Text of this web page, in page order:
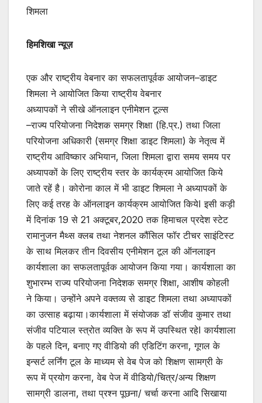
शिमला
हिमशिखा न्यूज़
एक और राष्ट्रीय वेबनार का सफलतापूर्वक आयोजन–डाइट
शिमला ने आयोजित किया राष्ट्रीय वेबनार
अध्यापकों ने सीखे ऑनलाइन एनीमेशन टूल्स
–राज्य परियोजना निदेशक समग्र शिक्षा (हि.प्र.) तथा जिला
परियोजना अधिकारी (समग्र शिक्षा डाइट शिमला) के नेतृत्व में
राष्ट्रीय आविष्कार अभियान, जिला शिमला द्वारा समय समय पर
अध्यापकों के लिए राष्ट्रीय स्तर के कार्यक्रम आयोजित किये
जाते रहें है। कोरोना काल में भी डाइट शिमला ने अध्यापकों के
लिए कई तरह के ऑनलाइन कार्यक्रम आयोजित कियेI इसी कड़ी
में दिनांक 19 से 21 अक्टूबर,2020 तक हिमाचल प्रदेश स्टेट
रामानुजन मैथ्स क्लब तथा नेशनल कौंसिल फॉर टीचर साइंटिस्ट
के साथ मिलकर तीन दिवसीय एनीमेशन टूल की ऑनलाइन
कार्यशाला का सफलतापूर्वक आयोजन किया गया। कार्यशाला का
शुभारम्भ राज्य परियोजना निदेशक समग्र शिक्षा, आशीष कोहली
ने किया। उन्होंने अपने वक्तव्य से डाइट शिमला तथा अध्यापकों
का उत्साह बढ़ाया।कार्यशाला में संयोजक डॉ संजीव कुमार तथा
संजीव पटियाल स्त्रोत व्यक्ति के रूप में उपस्थित रहेI कार्यशाला
के पहले दिन, बनाए गए वीडियो की एडिटिंग करना, गूगल के
इन्सर्ट लर्निंग टूल के माध्यम से वेब पेज को शिक्षण सामग्री के
रूप में प्रयोग करना, वेब पेज में वीडियो/चित्र/अन्य शिक्षण
सामग्री डालना, तथा प्रश्न पूछना/ चर्चा करना आदि सिखाया